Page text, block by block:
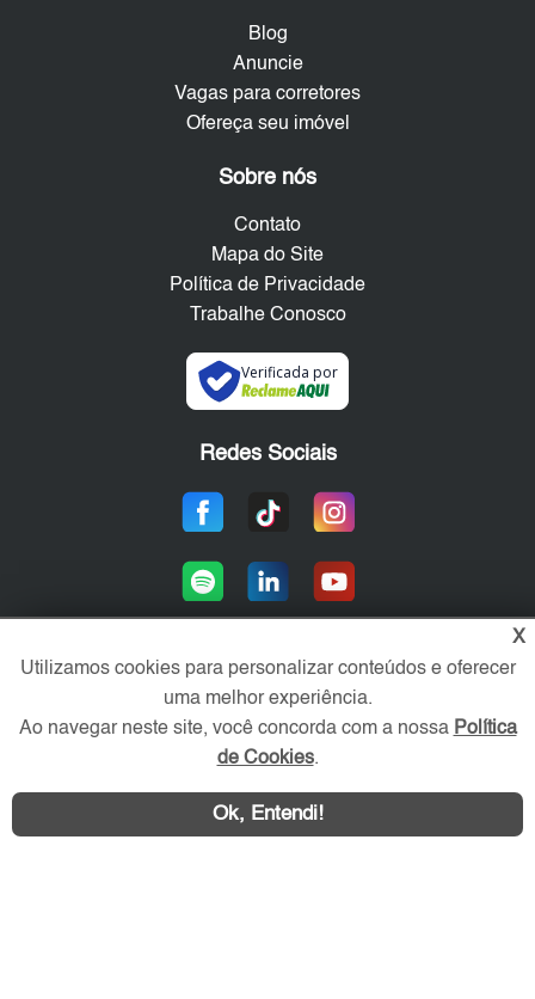
WhatsApp Contatar
Blog
Anuncie
Vagas para corretores
Ofereça seu imóvel
Sobre nós
Contato
Mapa do Site
Política de Privacidade
Trabalhe Conosco
Verificada por
Redes Sociais
Área exclusiva aos anunciantes,
acesse sua conta:
X
Utilizamos cookies para personalizar conteúdos e oferecer
uma melhor experiência.
Ao navegar neste site, você concorda com a nossa Política
de Cookies.
Ok, Entendi!